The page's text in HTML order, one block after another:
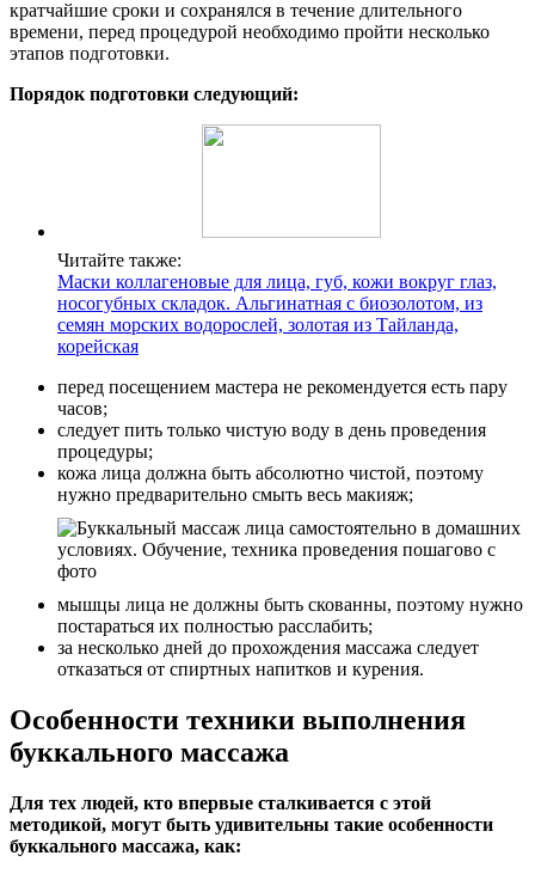
кратчайшие сроки и сохранялся в течение длительного
времени, перед процедурой необходимо пройти несколько
этапов подготовки.
Порядок подготовки следующий:
Читайте также:
Маски коллагеновые для лица, губ, кожи вокруг глаз,
носогубных складок. Альгинатная с биозолотом, из
семян морских водорослей, золотая из Тайланда,
корейская
перед посещением мастера не рекомендуется есть пару
часов;
следует пить только чистую воду в день проведения
процедуры;
кожа лица должна быть абсолютно чистой, поэтому
нужно предварительно смыть весь макияж;
мышцы лица не должны быть скованны, поэтому нужно
постараться их полностью расслабить;
за несколько дней до прохождения массажа следует
отказаться от спиртных напитков и курения.
Особенности техники выполнения
буккального массажа
Для тех людей, кто впервые сталкивается с этой
методикой, могут быть удивительны такие особенности
буккального массажа, как: